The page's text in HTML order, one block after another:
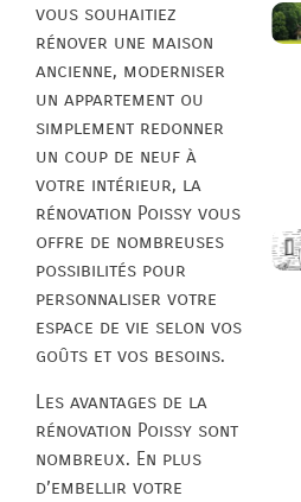
vous souhaitiez
rénover une maison
ancienne, moderniser
un appartement ou
simplement redonner
un coup de neuf à
votre intérieur, la
rénovation Poissy vous
offre de nombreuses
possibilités pour
personnaliser votre
espace de vie selon vos
goûts et vos besoins.
Les avantages de la
rénovation Poissy sont
nombreux. En plus
d’embellir votre